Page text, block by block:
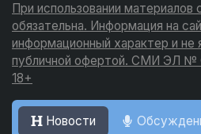
При использовании материалов
обязательна. Информация на
информационный характер и не
публичной офертой. СМИ ЭЛ №
18+
Новости